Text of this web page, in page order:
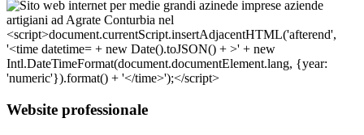
Website professionale